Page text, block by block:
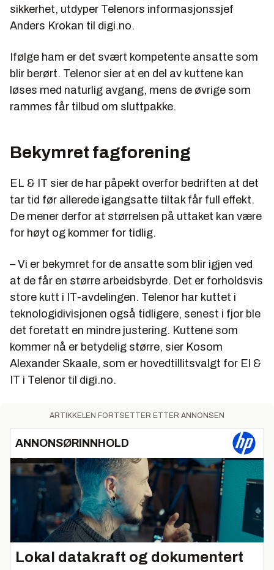
sikkerhet, utdyper Telenors informasjonssjef
Anders Krokan til digi.no.
Ifølge ham er det svært kompetente ansatte som
blir berørt. Telenor sier at en del av kuttene kan
løses med naturlig avgang, mens de øvrige som
rammes får tilbud om sluttpakke.
Bekymret fagforening
EL & IT sier de har påpekt overfor bedriften at det
tar tid før allerede igangsatte tiltak får full effekt.
De mener derfor at størrelsen på uttaket kan være
for høyt og kommer for tidlig.
– Vi er bekymret for de ansatte som blir igjen ved
at de får en større arbeidsbyrde. Det er forholdsvis
store kutt i IT-avdelingen. Telenor har kuttet i
teknologidivisjonen også tidligere, senest i fjor ble
det foretatt en mindre justering. Kuttene som
kommer nå er betydelig større, sier Kosom
Alexander Skaale, som er hovedtillitsvalgt for El &
IT i Telenor til digi.no.
ARTIKKELEN FORTSETTER ETTER ANNONSEN
ANNONSØRINNHOLD
Lokal datakraft og dokumentert